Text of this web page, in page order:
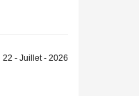
22 - Juillet - 2026